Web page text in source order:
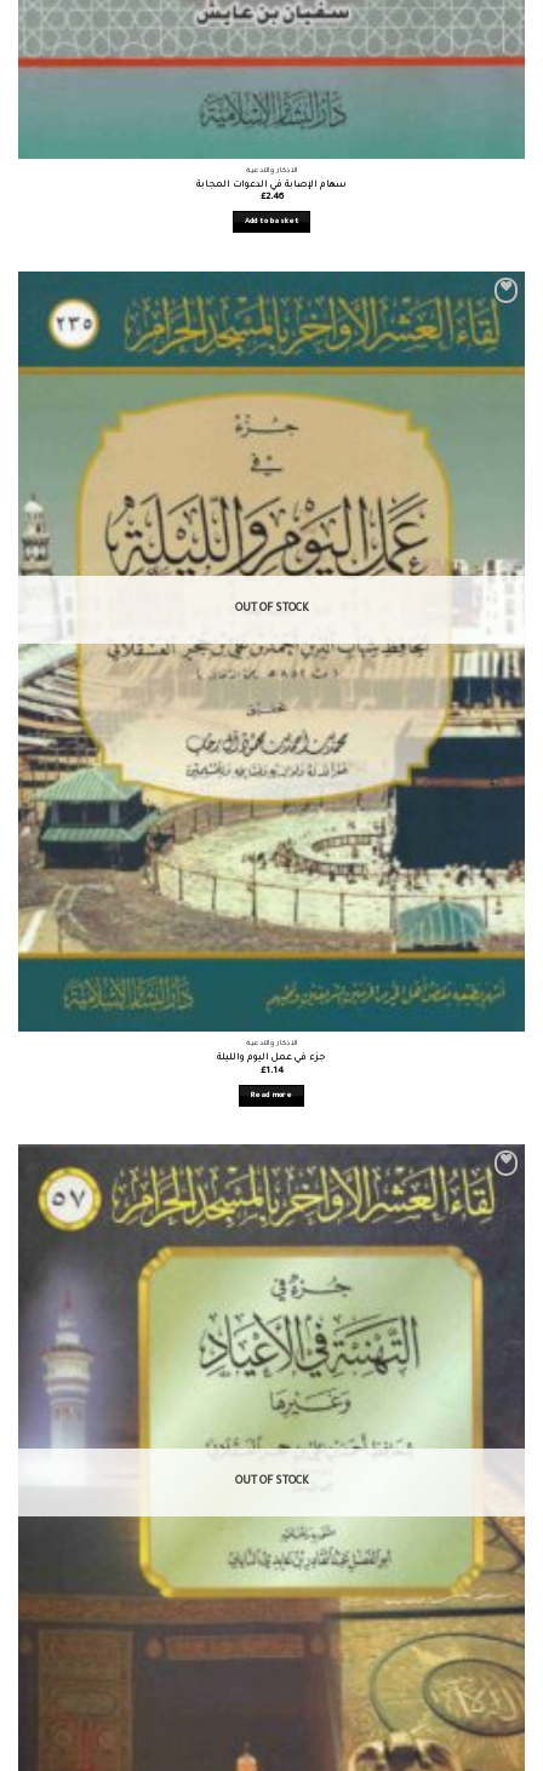
الأذكار والأدعية
سهام الإصابة في الدعوات المجابة
£2.46
Add to basket
OUT OF STOCK
الأذكار والأدعية
جزء في عمل اليوم والليلة
£1.14
Read more
OUT OF STOCK